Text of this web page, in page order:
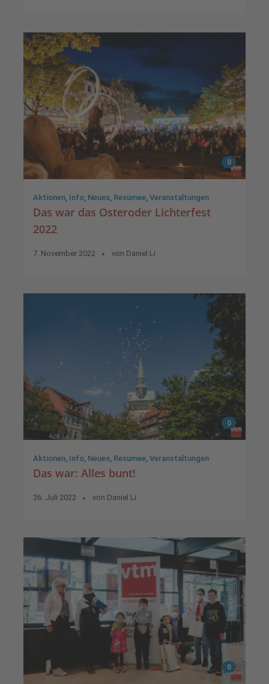
0
Aktionen, Info, Neues, Resümee, Veranstaltungen
Das war das Osteroder Lichterfest
2022
7. November 2022 von Daniel Li
0
Aktionen, Info, Neues, Resümee, Veranstaltungen
Das war: Alles bunt!
26. Juli 2022 von Daniel Li
0